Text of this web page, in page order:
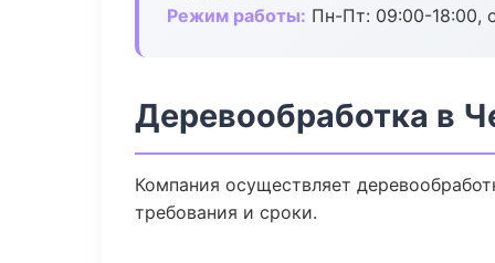
Режим работы: Пн-Пт: 09:00-18:00,
Деревообработка в
Компания осуществляет
требования и сроки.